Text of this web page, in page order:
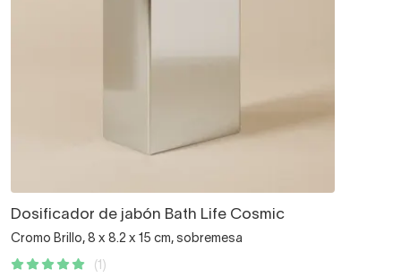
Dosificador de jabón Bath Life Cosmic
Cromo Brillo, 8 x 8.2 x 15 cm, sobremesa
(1)